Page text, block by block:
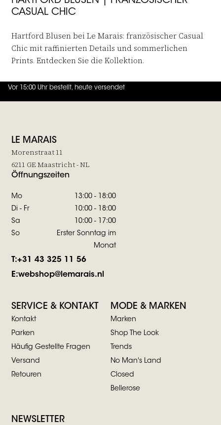
CASUAL CHIC
Hartford Blusen bei Le Marais: französischer Casual
Chic mit raffinierten Details und sommerlichen
Prints. Entdecken Sie die Kollektion.
Vor 15:00 Uhr bestellt, heute versendet
4.7 von5 (130 Bewertungen
LE MARAIS
Morenstraat 11
6211 GE Maastricht - NL
Öffnungszeiten
Mo
13:00 - 18:00
Di - Fr
10:00 - 18:00
Sa
10:00 - 17:00
So
Erster Sonntag im
Monat
T:+31 43 325 11 56
E:webshop@lemarais.nl
SERVICE & KONTAKT
Kontakt
Parken
Häufig Gestellte Fragen
Versand
Retouren
MODE & MARKEN
Marken
Shop The Look
Trends
No Man's Land
Closed
Bellerose
NEWSLETTER